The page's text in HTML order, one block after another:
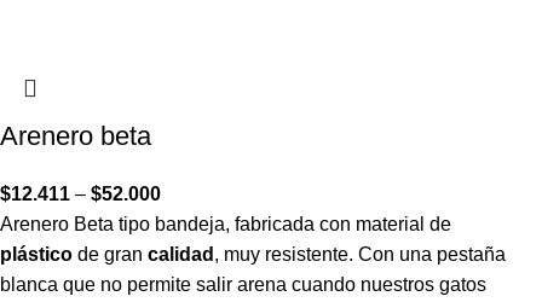
Arenero beta
$12.411 – $52.000
Arenero Beta tipo bandeja, fabricada con material de
plástico de gran calidad , muy resistente. Con una pestaña
blanca que no permite salir arena cuando nuestros gatos